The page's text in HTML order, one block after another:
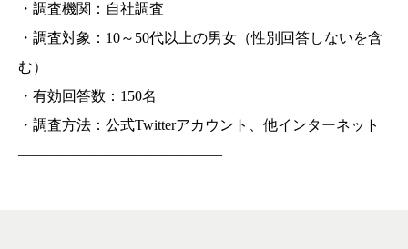
・調査機関：自社調査
・調査対象：10～50代以上の男女（性別回答しないを含
む）
・有効回答数：150名
・調査方法：公式Twitterアカウント、他インターネット
——————————————